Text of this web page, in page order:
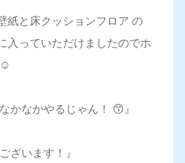
紙と床クッションフロア の
入っていただけましたのでホ
☺️
かなかやるじゃん！ 😙』
ざいます！』